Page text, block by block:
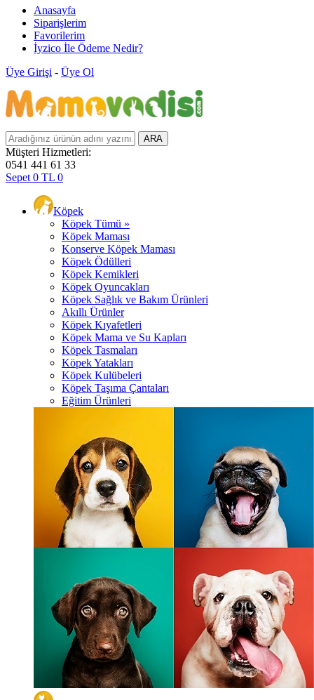
Anasayfa
Siparişlerim
Favorilerim
İyzico İle Ödeme Nedir?
Üye Girişi - Üye Ol
Müşteri Hizmetleri:
0541 441 61 33
Sepet 0 TL 0
Köpek
Köpek Tümü »
Köpek Maması
Konserve Köpek Maması
Köpek Ödülleri
Köpek Kemikleri
Köpek Oyuncakları
Köpek Sağlık ve Bakım Ürünleri
Akıllı Ürünler
Köpek Kıyafetleri
Köpek Mama ve Su Kapları
Köpek Tasmaları
Köpek Yatakları
Köpek Kulübeleri
Köpek Taşıma Çantaları
Eğitim Ürünleri